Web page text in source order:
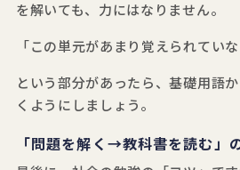
を解いても、力にはなりません。
「この単元があまり覚えられていな
という部分があったら、基礎用語
くようにしましょう。
「問題を解く→教科書を読む」